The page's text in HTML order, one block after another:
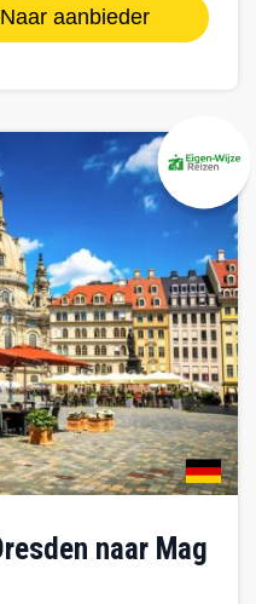
Naar aanbieder